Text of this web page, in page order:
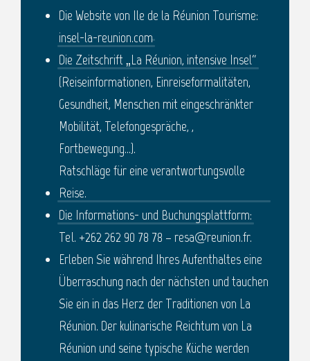
Die Website von Ile de la Réunion Tourisme:
insel-la-reunion.com
Die Zeitschrift „La Réunion, intensive Insel“
(Reiseinformationen, Einreiseformalitäten,
Gesundheit, Menschen mit eingeschränkter
Mobilität, Telefongespräche, ,
Fortbewegung…).
Ratschläge für eine verantwortungsvolle
Reise.
Die Informations- und Buchungsplattform:
Tel. +262 262 90 78 78 – resa@reunion.fr.
Erleben Sie während Ihres Aufenthaltes eine
Überraschung nach der nächsten und tauchen
Sie ein in das Herz der Traditionen von La
Réunion. Der kulinarische Reichtum von La
Réunion und seine typische Küche werden